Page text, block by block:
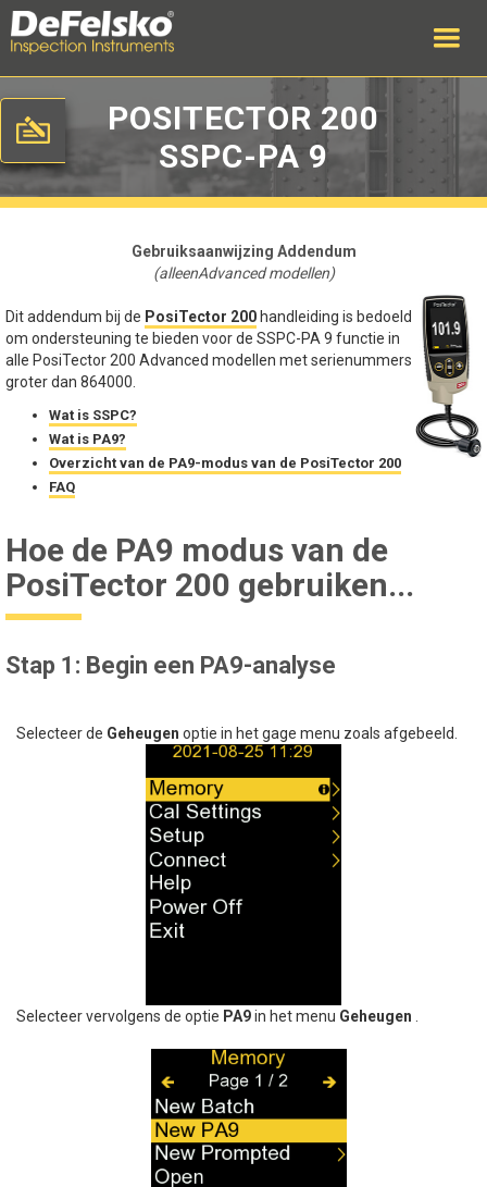
POSITECTOR 200
SSPC-PA 9
Gebruiksaanwijzing Addendum
(alleenAdvanced modellen)
Dit addendum bij de PosiTector 200 handleiding is bedoeld
om ondersteuning te bieden voor de SSPC-PA 9 functie in
alle PosiTector 200 Advanced modellen met serienummers
groter dan 864000.
Wat is SSPC?
Wat is PA9?
Overzicht van de PA9-modus van de PosiTector 200
FAQ
Hoe de PA9 modus van de
PosiTector 200 gebruiken...
Stap 1: Begin een PA9-analyse
Selecteer de Geheugen optie in het gage menu zoals afgebeeld.
Selecteer vervolgens de optie PA9in het menu Geheugen